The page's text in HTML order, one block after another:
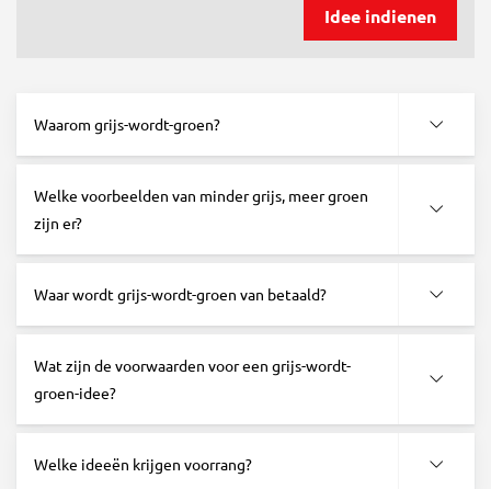
Idee indienen
Waarom grijs-wordt-groen?
Welke voorbeelden van minder grijs, meer groen
zijn er?
Waar wordt grijs-wordt-groen van betaald?
Wat zijn de voorwaarden voor een grijs-wordt-
groen-idee?
Welke ideeën krijgen voorrang?